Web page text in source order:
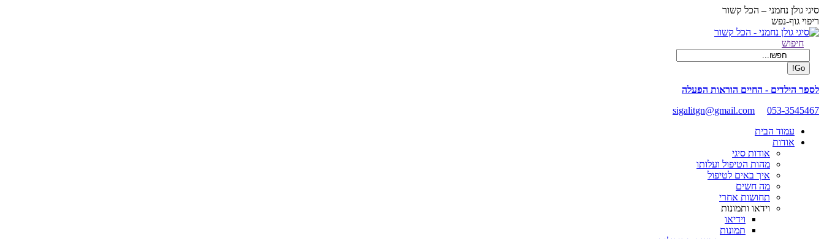
Skip
to
content
סיגי גולן נחמני – הכל קשור
ריפוי גוף-נפש
Facebook
opens
new
window
Search:
חיפוש
לספר הילדים - החיים הוראות הפעלה
sigalitgn@gmail.com
053-3545467
עמוד הבית
אודות
אודות סיגי
מהות הטיפול ועלותו
איך באים לטיפול
מה חשים
תחושות אחרי
וידאו ותמונות
וידיאו
תמונות